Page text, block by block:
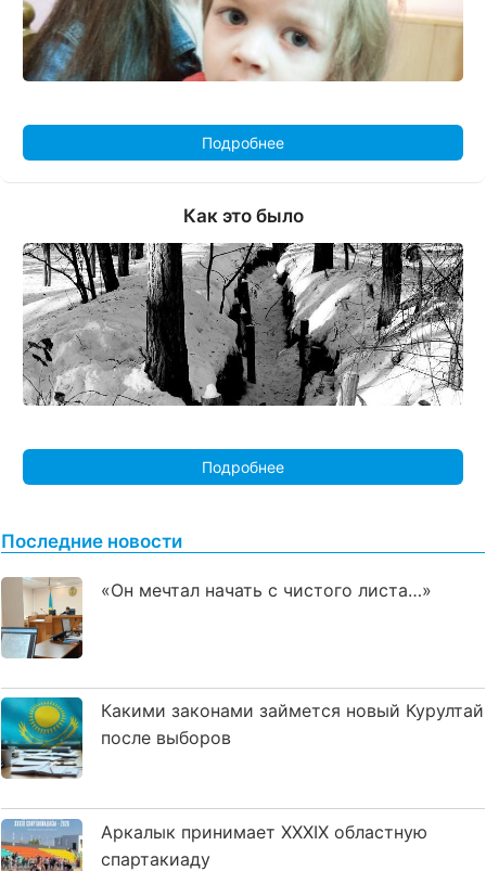
Подробнее
Как это было
Подробнее
Последние новости
«Он мечтал начать с чистого листа…»
Какими законами займется новый Курултай
после выборов
Аркалык принимает XXXIX областную
спартакиаду